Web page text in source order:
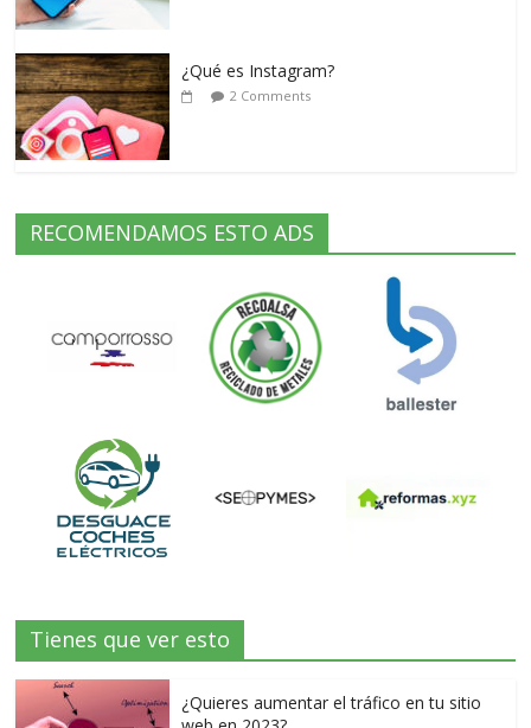
¿Qué es Instagram?
2 Comments
RECOMENDAMOS ESTO ADS
Tienes que ver esto
¿Quieres aumentar el tráfico en tu sitio